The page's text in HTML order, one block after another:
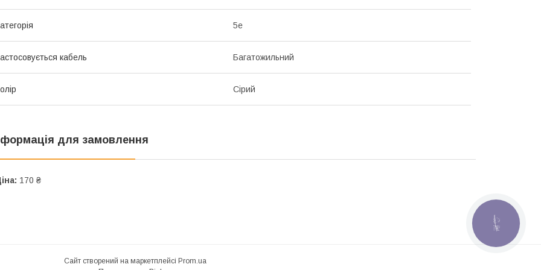
5e
кабель Багатожильний
Сірий
для замовлення
170 ₴
Сайт створений на маркетплейсі Prom.ua
КНОПКА
ЗВ'ЯЗКУ